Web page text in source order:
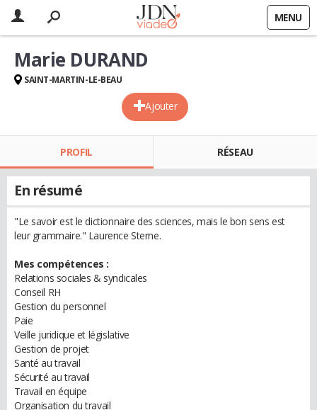
MENU
Ajouter
Marie DURAND
SAINT-MARTIN-LE-BEAU
PROFIL RÉSEAU
En résumé
"Le savoir est le dictionnaire des sciences, mais le bon sens est
leur grammaire." Laurence Sterne.
Mes compétences :
Relations sociales & syndicales
Conseil RH
Gestion du personnel
Paie
Veille juridique et législative
Gestion de projet
Santé au travail
Sécurité au travail
Travail en équipe
Organisation du travail